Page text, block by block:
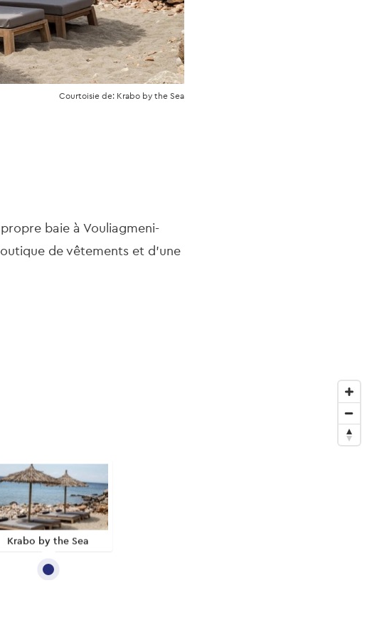
Courtoisie de: Krabo by the Sea
baie à Vouliagmeni-
de vêtements et d'une
Krabo by the Sea